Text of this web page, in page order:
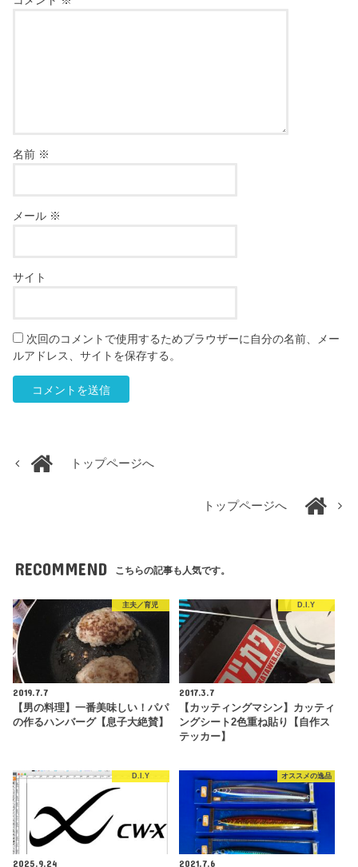
名前 ※
メール ※
サイト
次回のコメントで使用するためブラウザーに自分の名前、メー
ルアドレス、サイトを保存する。
トップページへ
トップページへ
RECOMMEND こちらの記事も人気です。
主夫／育児
2019.7.7
【男の料理】一番美味しい！パパ
の作るハンバーグ【息子大絶賛】
D.I.Y
2017.3.7
【カッティングマシン】カッティ
ングシート2色重ね貼り【自作ス
テッカー】
D.I.Y
2025.9.24
オススメの逸品
2021.7.6